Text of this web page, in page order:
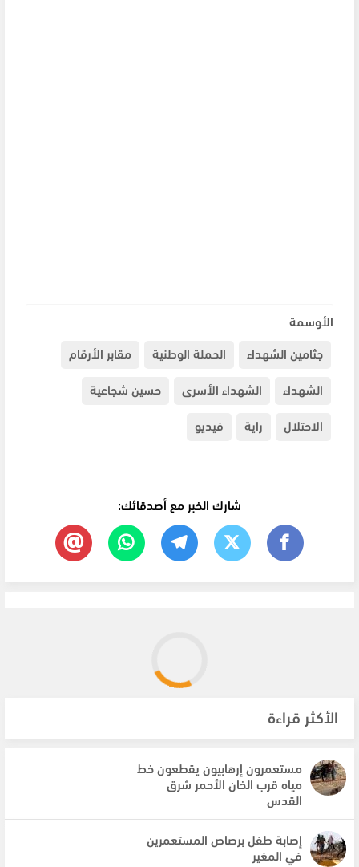
الأوسمة
جثامين الشهداء
الحملة الوطنية
مقابر الأرقام
الشهداء
الشهداء الأسرى
حسين شجاعية
الاحتلال
راية فيديو
شارك الخبر مع أصدقائك:
الأكثر قراءة
مستعمرون إرهابيون يقطعون خط
مياه قرب الخان الأحمر شرق
القدس
إصابة طفل برصاص المستعمرين
في المغير